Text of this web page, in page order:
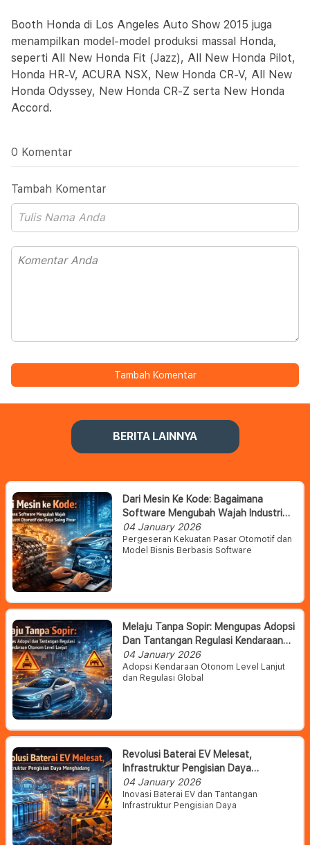
Booth Honda di Los Angeles Auto Show 2015 juga
menampilkan model-model produksi massal Honda,
seperti All New Honda Fit (Jazz), All New Honda Pilot,
Honda HR-V, ACURA NSX, New Honda CR-V, All New
Honda Odyssey, New Honda CR-Z serta New Honda
Accord.
0 Komentar
Tambah Komentar
Tambah Komentar
BERITA LAINNYA
Dari Mesin Ke Kode: Bagaimana
Software Mengubah Wajah Industri
Otomotif Dan Daya Saing Pasar
04 January 2026
Pergeseran Kekuatan Pasar Otomotif dan
Model Bisnis Berbasis Software
Melaju Tanpa Sopir: Mengupas Adopsi
Dan Tantangan Regulasi Kendaraan
Otonom Level Lanjut
04 January 2026
Adopsi Kendaraan Otonom Level Lanjut
dan Regulasi Global
Revolusi Baterai EV Melesat,
Infrastruktur Pengisian Daya
Menghadang
04 January 2026
Inovasi Baterai EV dan Tantangan
Infrastruktur Pengisian Daya